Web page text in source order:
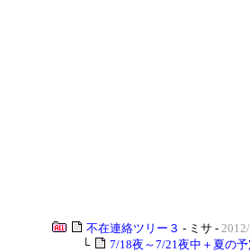
不在連絡ツリー３ - ミサ -
└
7/18夜～7/21夜中＋夏の